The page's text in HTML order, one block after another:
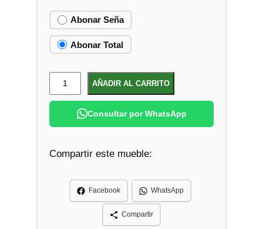
Abonar Total
Abonar Seña
s
a
t
AÑADIR AL CARRITO
Consultar por WhatsApp
Compartir este mueble:
Facebook WhatsApp
Compartir